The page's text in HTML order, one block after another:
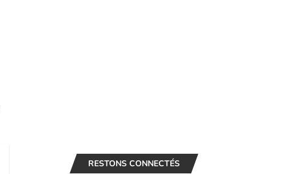
RESTONS CONNECTÉS